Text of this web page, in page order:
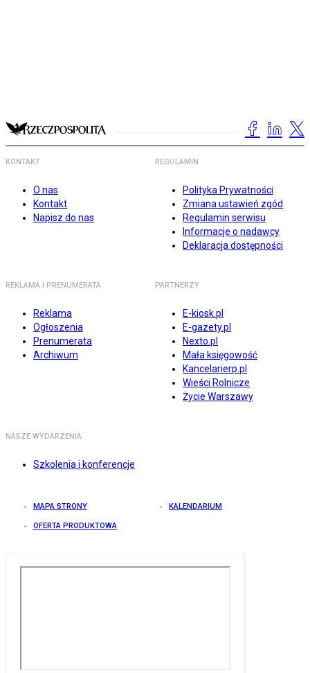
KONTAKT
O nas
Kontakt
Napisz do nas
REGULAMIN
Polityka Prywatności
Zmiana ustawień zgód
Regulamin serwisu
Informacje o nadawcy
Deklaracja dostępności
REKLAMA I PRENUMERATA
Reklama
Ogłoszenia
Prenumerata
Archiwum
PARTNERZY
E-kiosk.pl
E-gazety.pl
Nexto.pl
Mała księgowość
Kancelarierp.pl
Wieści Rolnicze
Życie Warszawy
NASZE WYDARZENIA
Szkolenia i konferencje
MAPA STRONY KALENDARIUM
OFERTA PRODUKTOWA